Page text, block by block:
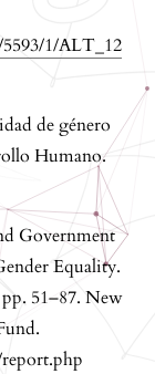
5593/1/ALT_12
de género
Humano.
Government
Equality.
51–87. New